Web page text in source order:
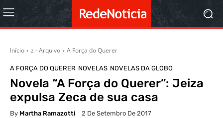
Início z - Arquivo A Força do Querer
A FORÇA DO QUERER NOVELAS NOVELAS DA GLOBO
Novela “A Força do Querer”: Jeiza
expulsa Zeca de sua casa
By Martha Ramazotti 2 De Setembro De 2017